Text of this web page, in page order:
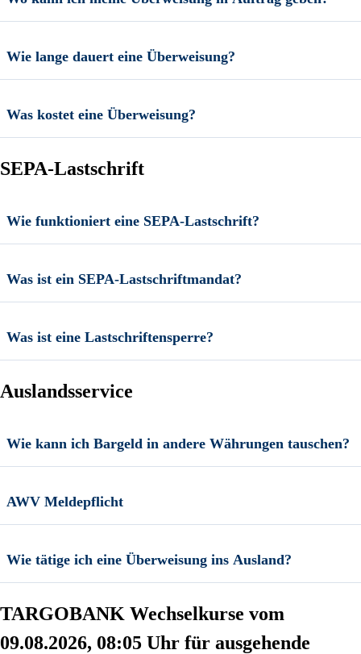
Wie lange dauert eine Überweisung?
Was kostet eine Überweisung?
SEPA-Lastschrift
Wie funktioniert eine SEPA-Lastschrift?
Was ist ein SEPA-Lastschriftmandat?
Was ist eine Lastschriftensperre?
Auslandsservice
Wie kann ich Bargeld in andere Währungen tauschen?
AWV Meldepflicht
Wie tätige ich eine Überweisung ins Ausland?
TARGOBANK Wechselkurse vom
09.08.2026, 08:05 Uhr für ausgehende